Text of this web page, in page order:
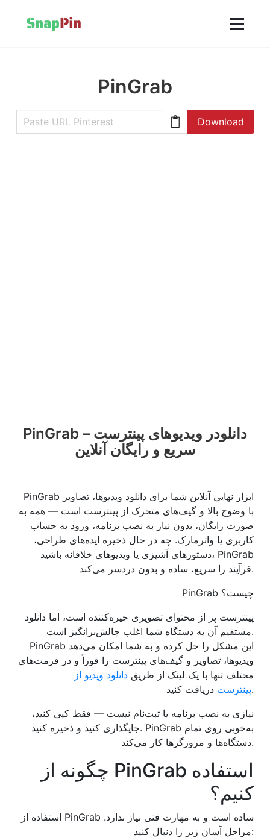
PinGrab
Download
PinGrab – دانلودر ویدیوهای پینترست
سریع و رایگان آنلاین
PinGrab ابزار نهایی آنلاین شما برای دانلود ویدیوها، تصاویر
با وضوح بالا و گیف‌های متحرک از پینترست است — همه به
صورت رایگان، بدون نیاز به نصب برنامه، ورود به حساب
کاربری یا واترمارک. چه در حال ذخیره ایده‌های طراحی،
دستورهای آشپزی یا ویدیوهای خلاقانه باشید، PinGrab
فرآیند را سریع، ساده و بدون دردسر می‌کند.
PinGrab چیست؟
پینترست پر از محتوای تصویری خیره‌کننده است، اما دانلود
مستقیم آن به دستگاه شما اغلب چالش‌برانگیز است.
PinGrab این مشکل را حل کرده و به شما امکان می‌دهد
ویدیوها، تصاویر و گیف‌های پینترست را فوراً و در فرمت‌های
مختلف تنها با یک لینک از طریق دانلود ویدیو از
پینترستدریافت کنید.
نیازی به نصب برنامه یا ثبت‌نام نیست — فقط کپی کنید،
جایگذاری کنید و ذخیره کنید. PinGrab به‌خوبی روی تمام
دستگاه‌ها و مرورگرها کار می‌کند.
چگونه از PinGrab استفاده
کنیم؟
استفاده از PinGrab ساده است و به مهارت فنی نیاز ندارد.
مراحل آسان زیر را دنبال کنید: